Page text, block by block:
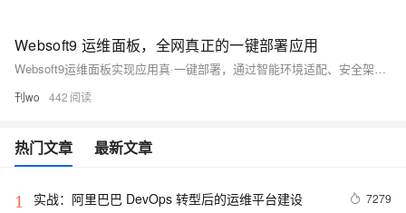
Websoft9 运维面板，全网真正的一键部署应用
Websoft9运维面板实现应用真·一键部署，通过智能环境适配、安全架构与容器化技术，将传统数小时部署缩短至分钟级，显著提升效率与安全性。
刊wo 442
热门文章 最新文章
1 实战：阿里巴巴 DevOps 转型后的运维平台建设 7279